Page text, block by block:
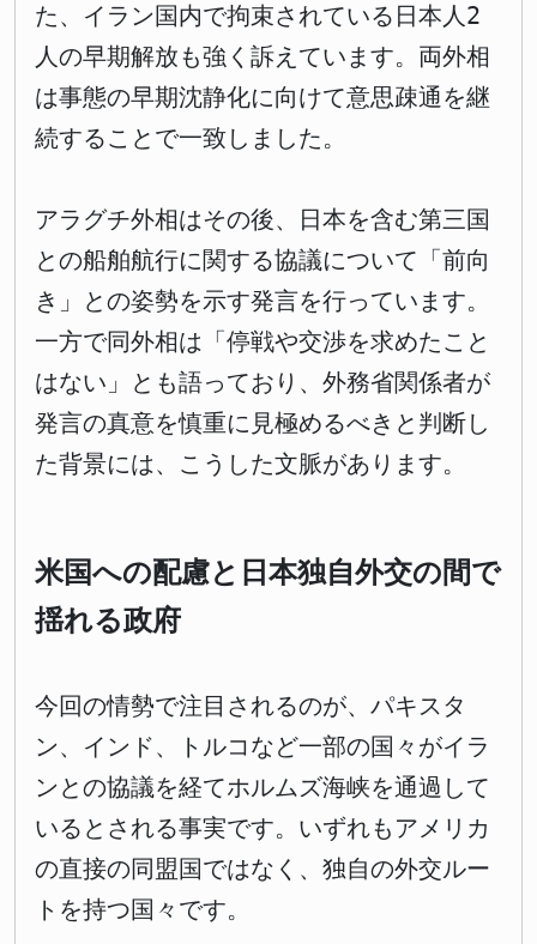
た、イラン国内で拘束されている日本人2
人の早期解放も強く訴えています。両外相
は事態の早期沈静化に向けて意思疎通を継
続することで一致しました。
アラグチ外相はその後、日本を含む第三国
との船舶航行に関する協議について「前向
き」との姿勢を示す発言を行っています。
一方で同外相は「停戦や交渉を求めたこと
はない」とも語っており、外務省関係者が
発言の真意を慎重に見極めるべきと判断し
た背景には、こうした文脈があります。
米国への配慮と日本独自外交の間で
揺れる政府
今回の情勢で注目されるのが、パキスタ
ン、インド、トルコなど一部の国々がイラ
ンとの協議を経てホルムズ海峡を通過して
いるとされる事実です。いずれもアメリカ
の直接の同盟国ではなく、独自の外交ルー
トを持つ国々です。